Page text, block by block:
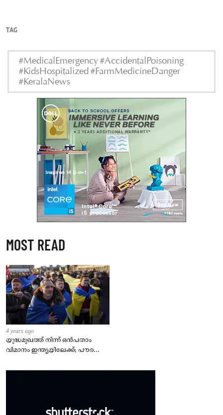
TAG
#MedicalEmergency #AccidentalPoisoning
#KidsHospitalized #FarmMedicineDanger
#KeralaNews
MOST READ
4 years ago
യുദ്ധമുഖത്ത് നിന്ന് ഒൻപതാം
വിമാനം ഇന്ത്യയിലേക്ക്; പൗരന്മാർ
– കേന്ദ്രം